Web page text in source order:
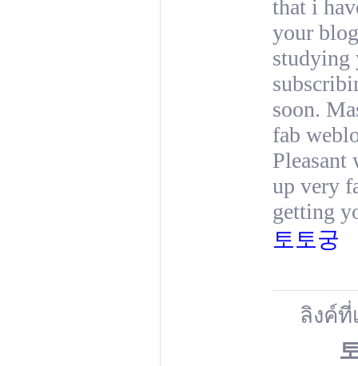
that i
your
studying
soon.
fab
Pleasant
up very
getting
토토궁
ลิงค์ที่